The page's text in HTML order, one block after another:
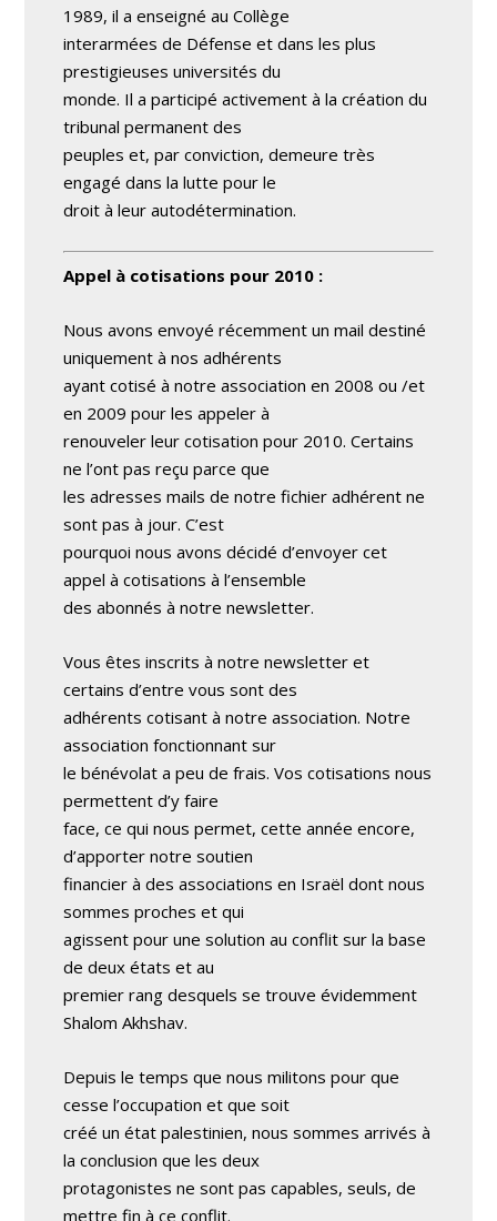
1989, il a enseigné au Collège
interarmées de Défense et dans les plus
prestigieuses universités du
monde. Il a participé activement à la création du
tribunal permanent des
peuples et, par conviction, demeure très
engagé dans la lutte pour le
droit à leur autodétermination.
Appel à cotisations pour 2010 :
Nous avons envoyé récemment un mail destiné
uniquement à nos adhérents
ayant cotisé à notre association en 2008 ou /et
en 2009 pour les appeler à
renouveler leur cotisation pour 2010. Certains
ne l’ont pas reçu parce que
les adresses mails de notre fichier adhérent ne
sont pas à jour. C’est
pourquoi nous avons décidé d’envoyer cet
appel à cotisations à l’ensemble
des abonnés à notre newsletter.
Vous êtes inscrits à notre newsletter et
certains d’entre vous sont des
adhérents cotisant à notre association. Notre
association fonctionnant sur
le bénévolat a peu de frais. Vos cotisations nous
permettent d’y faire
face, ce qui nous permet, cette année encore,
d’apporter notre soutien
financier à des associations en Israël dont nous
sommes proches et qui
agissent pour une solution au conflit sur la base
de deux états et au
premier rang desquels se trouve évidemment
Shalom Akhshav.
Depuis le temps que nous militons pour que
cesse l’occupation et que soit
créé un état palestinien, nous sommes arrivés à
la conclusion que les deux
protagonistes ne sont pas capables, seuls, de
mettre fin à ce conflit.